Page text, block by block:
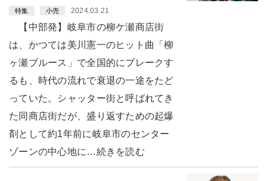
特集 小売 2024.03.21
【中部発】岐阜市の柳ケ瀬商店街
は、かつては美川憲一のヒット曲「柳
ヶ瀬ブルース」で全国的にブレークす
るも、時代の流れで衰退の一途をたど
っていた。シャッター街と呼ばれてき
た同商店街だが、盛り返すための起爆
剤として約1年前に岐阜市のセンター
ゾーンの中心地に…続きを読む